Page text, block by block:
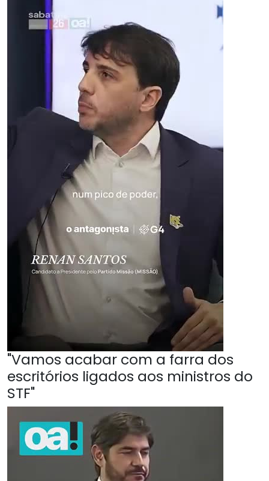
"Vamos acabar com a farra dos
escritórios ligados aos ministros do
STF"